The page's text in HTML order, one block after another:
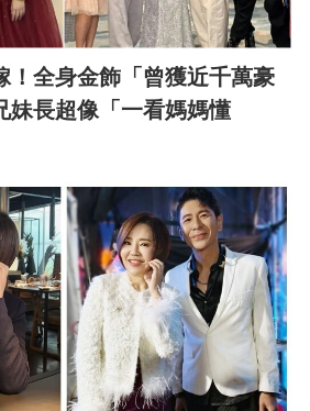
！全身金飾「曾獲近千萬豪
長超像「一看媽媽懂